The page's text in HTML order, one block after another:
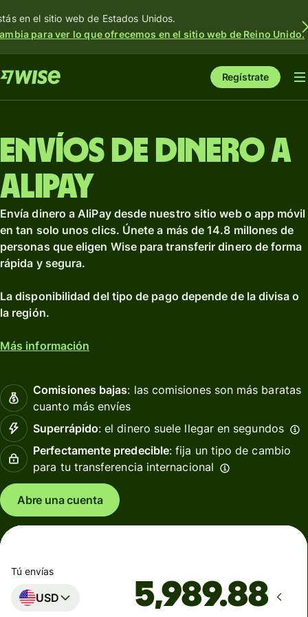
en el sitio web de Estados Unidos.
para ver lo que ofrecemos en el sitio web de Reino Unido.
Regístrate
Envíos de dinero a
AliPay
Envía dinero a AliPay desde nuestro sitio web o app móvil
en tan solo unos clics. Únete a más de 14.8 millones de
personas que eligen Wise para transferir dinero de forma
rápida y segura.
La disponibilidad del tipo de pago depende de la divisa o
la región.
Más información
Comisiones bajas: las comisiones son más baratas
cuanto más envíes
Superrápido: el dinero suele llegar en segundos
Perfectamente predecible: fija un tipo de cambio
para tu transferencia internacional
Abre una cuenta
Tú envías
USD